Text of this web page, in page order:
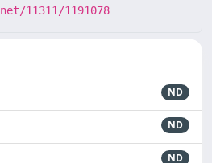
11311/1191078
ND
ND
ND